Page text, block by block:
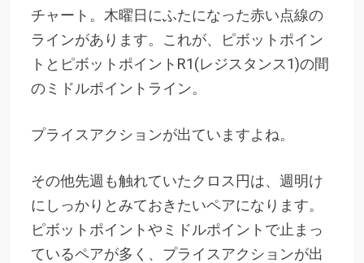
チャート。木曜日にふたになった赤い点線の
ラインがあります。これが、ピボットポイン
トとピボットポイントR1(レジスタンス1)の間
のミドルポイントライン。
プライスアクションが出ていますよね。
その他先週も触れていたクロス円は、週明け
にしっかりとみておきたいペアになります。
ピボットポイントやミドルポイントで止まっ
ているペアが多く、プライスアクションが出